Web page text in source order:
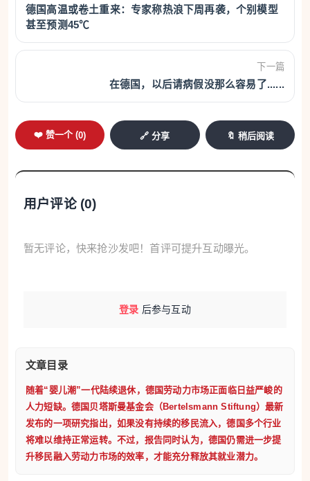
籍。从行业来看，外国劳动者占比最高的是清洁服务行
业，占47.5%；其次是食品生产和食品加工行业，占
43.7%，其中很大一部分来自肉类加工行业。旅游、酒店
和餐饮行业中，外国劳动者占比达到36.3%；建筑行业占
33.6%；护理行业则为20.6%。 近年来，德国籍劳动者
数量持续下降，而外国籍劳动者人数不断增加，其在德
国劳动力市场中的比重也持续提升。不过，研究认为，
压力。
贝塔斯曼基金会劳动力市场专家、该研究作者之
示，如果没有规模可观的移民流入，德国许多行业都将
民，这一差距在来自难民来源国的人群中尤为突出。数
据显示，难民来源国移民的正式就业率仅为44%，若将
兼职和低收入就业计算在内，就业率为50.5%；相比之
下，来自欧盟其他成员国的外国人就业率分别达到59.1%
和63.3%，德国公民则分别为65.8%和71.1%。 值得注意
德国高温或卷土重来：专家称热浪下周再袭，个别模型
甚至预测45℃
下一篇
在德国，以后请病假没那么容易了......
❤️ 赞一个 (0) 🔗 分享 🔖 稍后阅读
用户评论 (0)
暂无评论，快来抢沙发吧！首评可提升互动曝光。
登录 后参与互动
文章目录
随着“婴儿潮”一代陆续退休，德国劳动力市场正面临日益严峻的
人力短缺。德国贝塔斯曼基金会（Bertelsmann Stiftung）最新
发布的一项研究指出，如果没有持续的移民流入，德国多个行业
将难以维持正常运转。不过，报告同时认为，德国仍需进一步提
升移民融入劳动力市场的效率，才能充分释放其就业潜力。